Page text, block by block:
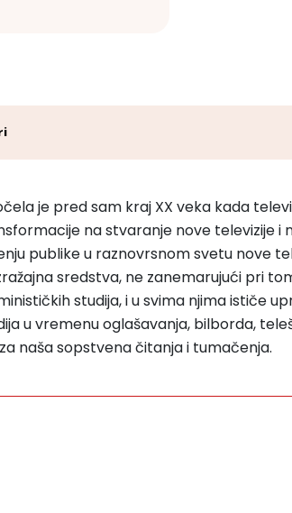
je pred sam kraj XX veka kada
na stvaranje nove televizije
publike u raznovrsnom svetu nove
sredstva, ne zanemarujući pri
studija, i u svima njima ističe
u vremenu oglašavanja, bilborda,
naša sopstvena čitanja i tumačenja.